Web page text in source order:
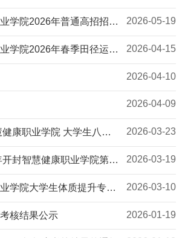
学院2026年普通高招招生
2026-05-19
学院2026年春季田径运动
2026-04-15
2026-04-10
2026-04-09
康职业学院 大学生八段
2026-03-23
封智慧健康职业学院第一
体赛的通知
2026-03-19
学院大学生体质提升专项
2026-03-10
核结果公示 2026-01-19